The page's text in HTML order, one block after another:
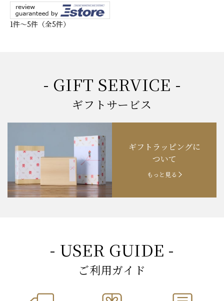
1件～5件（全5件）
- GIFT SERVICE -
ギフトサービス
ギフトラッピングに
ついて
もっと見る
- USER GUIDE -
ご利用ガイド